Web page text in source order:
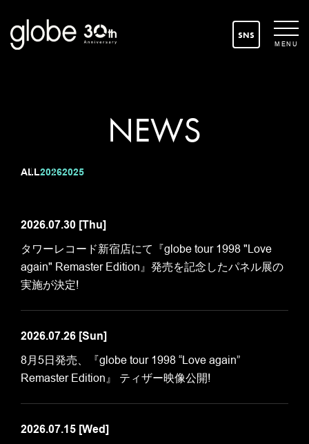
SNS
MENU
NEWS
ALL20262025
2026.07.30 [Thu]
タワーレコード新宿店にて『globe tour 1998 "Love
again" Remaster Edition』発売を記念したパネル展の
実施が決定!
2026.07.26 [Sun]
8月5日発売、『globe tour 1998 “Love again”
Remaster Edition』 ティザー映像公開!
2026.07.15 [Wed]